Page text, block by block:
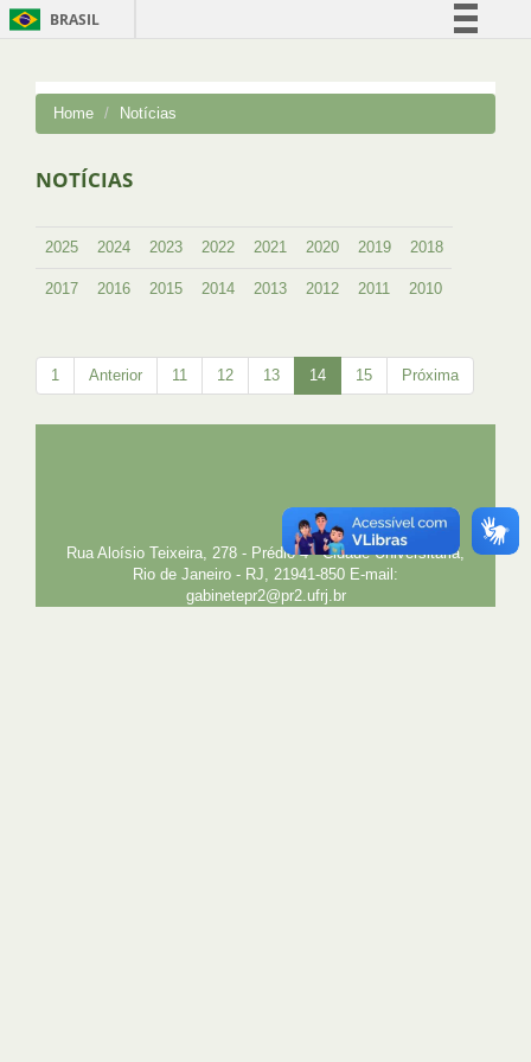
BRASIL
Comunica BR
Home Notícias
NOTÍCIAS
2025 2024 2023 2022 2021 2020 2019 2018
2017 2016 2015 2014 2013 2012 2011 2010
1 Anterior 11 12 13 14 15 Próxima
SIGA
SIBI
Rua Aloísio Teixeira, 278 - Prédio 4 - Cidade Universitária,
Rio de Janeiro - RJ, 21941-850 E-mail:
gabinetepr2@pr2.ufrj.br